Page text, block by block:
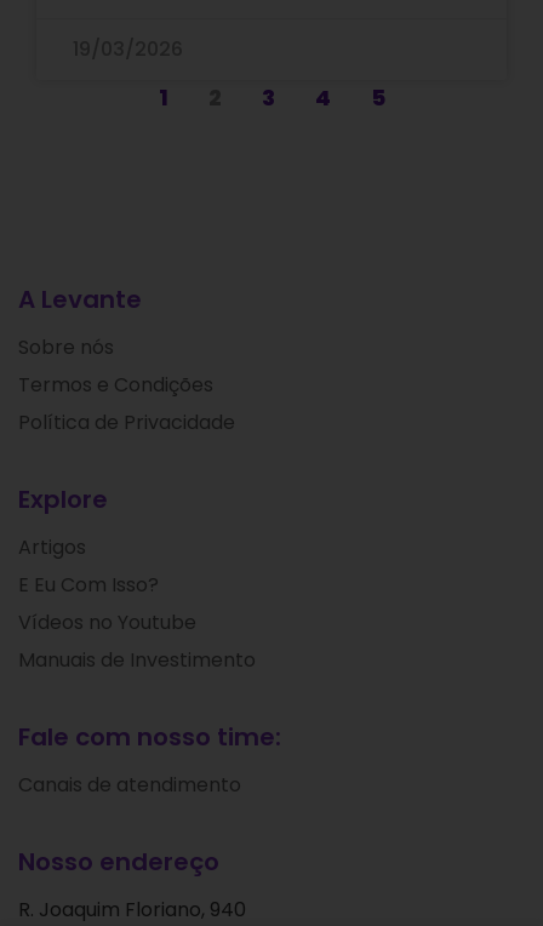
1 3 4 5
A Levante
Sobre nós
Termos e Condições
Política de Privacidade
Explore
Artigos
E Eu Com Isso?
Vídeos no Youtube
Manuais de Investimento
Fale com nosso time:
Canais de atendimento
Nosso endereço
R. Joaquim Floriano, 940